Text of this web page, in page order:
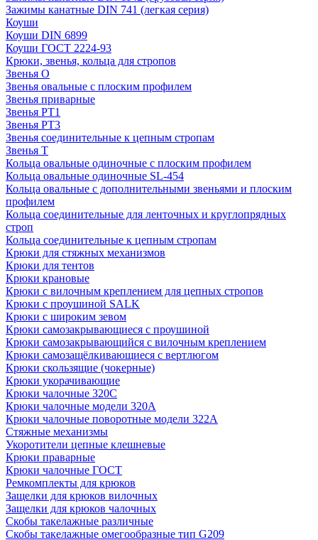
Зажимы канатные DIN 741 (легкая серия)
Коуши
Коуши DIN 6899
Коуши ГОСТ 2224-93
Крюки, звенья, кольца для стропов
Звенья О
Звенья овальные с плоским профилем
Звенья приварные
Звенья РТ1
Звенья РТ3
Звенья соединительные к цепным стропам
Звенья Т
Кольца овальные одиночные c плоским профилем
Кольца овальные одиночные SL-454
Кольца овальные с дополнительными звеньями и плоским
профилем
Кольца соединительные для ленточных и круглопрядных
строп
Кольца соединительные к цепным стропам
Крюки для стяжных механизмов
Крюки для тентов
Крюки крановые
Крюки с вилочным креплением для цепных стропов
Крюки с проушиной SALK
Крюки с широким зевом
Крюки самозакрывающиеся с проушиной
Крюки самозакрывающийся с вилочным креплением
Крюки самозащёлкивающиеся с вертлюгом
Крюки скользящие (чокерные)
Крюки укорачивающие
Крюки чалочные 320C
Крюки чалочные модели 320А
Крюки чалочные поворотные модели 322А
Стяжные механизмы
Укоротители цепные клешневые
Крюки праварные
Крюки чалочные ГОСТ
Ремкомплекты для крюков
Защелки для крюков вилочных
Защелки для крюков чалочных
Скобы такелажные различные
Скобы такелажные омегообразные тип G209